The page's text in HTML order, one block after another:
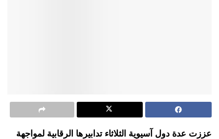
عززت عدة دول آسيوية الثلاثاء تدابيرها الرقابية لمواجهة